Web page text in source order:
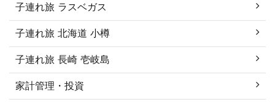
子連れ旅 ラスベガス
子連れ旅 北海道 小樽
子連れ旅 長崎 壱岐島
家計管理・投資